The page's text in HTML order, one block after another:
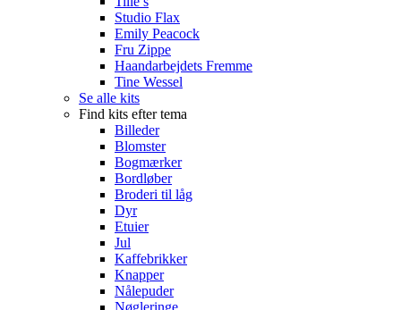
Studio Flax
Emily Peacock
Fru Zippe
Haandarbejdets Fremme
Tine Wessel
Se alle kits
Find kits efter tema
Billeder
Blomster
Bogmærker
Bordløber
Broderi til låg
Dyr
Etuier
Jul
Kaffebrikker
Knapper
Nålepuder
Nøgleringe